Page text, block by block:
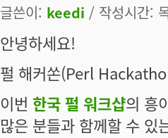
글쓴이: keedi / 작성시간:
안녕하세요!
펄 해커쏜(Perl
이번 한국 펄 워크샵의 흥
많은 분들과 함께할 수 있